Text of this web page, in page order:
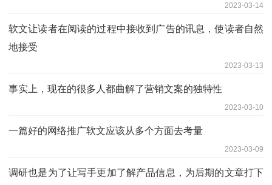
2023-03-14
软文让读者在阅读的过程中接收到广告的讯息，使读者自然
地接受
2023-03-13
事实上，现在的很多人都曲解了营销文案的独特性
2023-03-10
一篇好的网络推广软文应该从多个方面去考量
2023-03-09
调研也是为了让写手更加了解产品信息，为后期的文章打下